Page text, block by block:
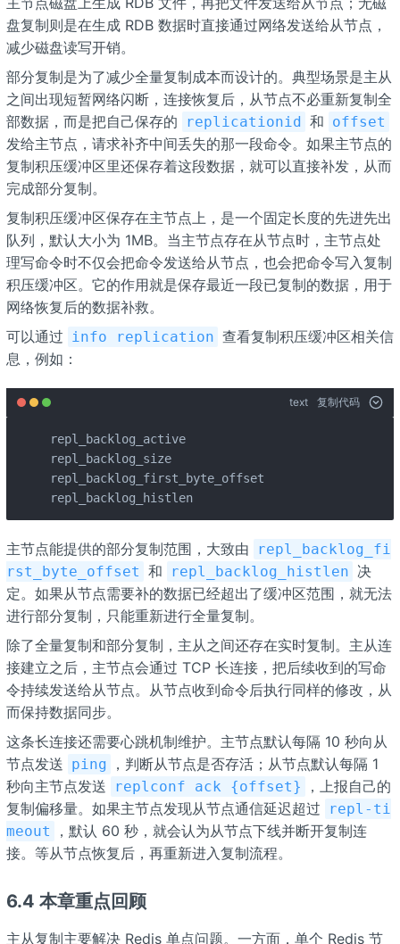
盘复制则是在生成 RDB 数据时直接通过网络发送给从节点，
减少磁盘读写开销。
部分复制是为了减少全量复制成本而设计的。典型场景是主从
之间出现短暂网络闪断，连接恢复后，从节点不必重新复制全
部数据，而是把自己保存的
replicationid 和 offset
发给主节点，请求补齐中间丢失的那一段命令。如果主节点的
复制积压缓冲区里还保存着这段数据，就可以直接补发，从而
完成部分复制。
复制积压缓冲区保存在主节点上，是一个固定长度的先进先出
队列，默认大小为 1MB。当主节点存在从节点时，主节点处
理写命令时不仅会把命令发送给从节点，也会把命令写入复制
积压缓冲区。它的作用就是保存最近一段已复制的数据，用于
网络恢复后的数据补救。
可以通过
info replication 查看复制积压缓冲区相关信
息，例如：
text 复制代码
repl_backlog_active
repl_backlog_size
repl_backlog_first_byte_offset
repl_backlog_histlen
主节点能提供的部分复制范围，大致由
repl_backlog_fi
rst_byte_offset 和 repl_backlog_histlen 决
定。如果从节点需要补的数据已经超出了缓冲区范围，就无法
进行部分复制，只能重新进行全量复制。
除了全量复制和部分复制，主从之间还存在实时复制。主从连
接建立之后，主节点会通过 TCP 长连接，把后续收到的写命
令持续发送给从节点。从节点收到命令后执行同样的修改，从
而保持数据同步。
这条长连接还需要心跳机制维护。主节点默认每隔 10 秒向从
节点发送 ping
，判断从节点是否存活；从节点默认每隔 1
秒向主节点发送
replconf ack {offset}
，上报自己的
复制偏移量。如果主节点发现从节点通信延迟超过
repl-ti
meout
，默认 60 秒，就会认为从节点下线并断开复制连
接。等从节点恢复后，再重新进入复制流程。
6.4 本章重点回顾
主从复制主要解决 Redis 单点问题。一方面，单个 Redis 节